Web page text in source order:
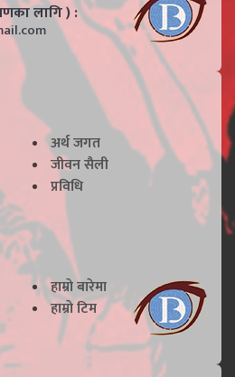
लागि ) :
अर्थ जगत
जीवन सैली
प्रविधि
हाम्राे बारेमा
हाम्राे टिम